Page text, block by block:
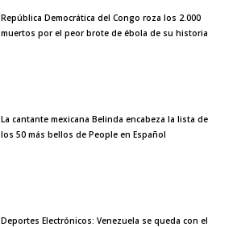
República Democrática del Congo roza los 2.000
muertos por el peor brote de ébola de su historia
La cantante mexicana Belinda encabeza la lista de
los 50 más bellos de People en Español
Deportes Electrónicos: Venezuela se queda con el